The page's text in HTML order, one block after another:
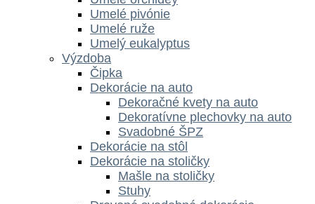
Umelé pivónie
Umelé ruže
Umelý eukalyptus
Výzdoba
Čipka
Dekorácie na auto
Dekoračné kvety na auto
Dekoratívne plechovky na auto
Svadobné ŠPZ
Dekorácie na stôl
Dekorácie na stoličky
Mašle na stoličky
Stuhy